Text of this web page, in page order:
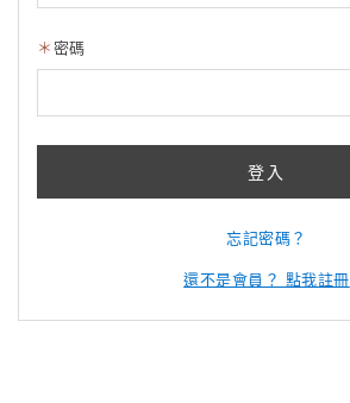
密碼
登入
忘記密碼？
還不是會員？ 點我註冊